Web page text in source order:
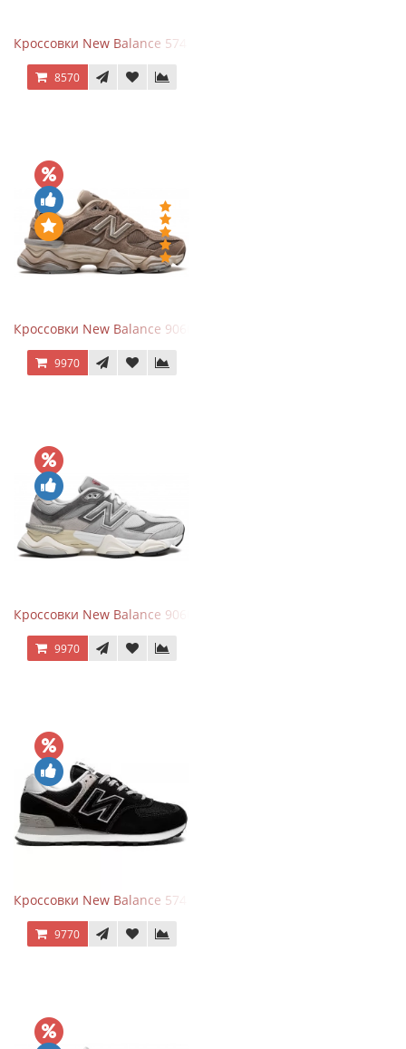
Кроссовки New Balance 574 Navy Blue White
8570
Кроссовки New Balance 9060 Mushroom
9970
Кроссовки New Balance 9060 Rain Cloud Grey
9970
Кроссовки New Balance 574 Evergreen Black
9770